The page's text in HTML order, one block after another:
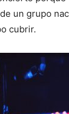
un grupo
cubrir.